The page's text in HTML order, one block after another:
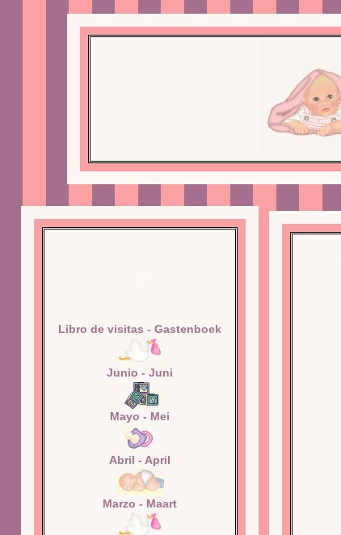
Libro de visitas - Gastenboek
Junio - Juni
Mayo - Mei
Abril - April
Marzo - Maart